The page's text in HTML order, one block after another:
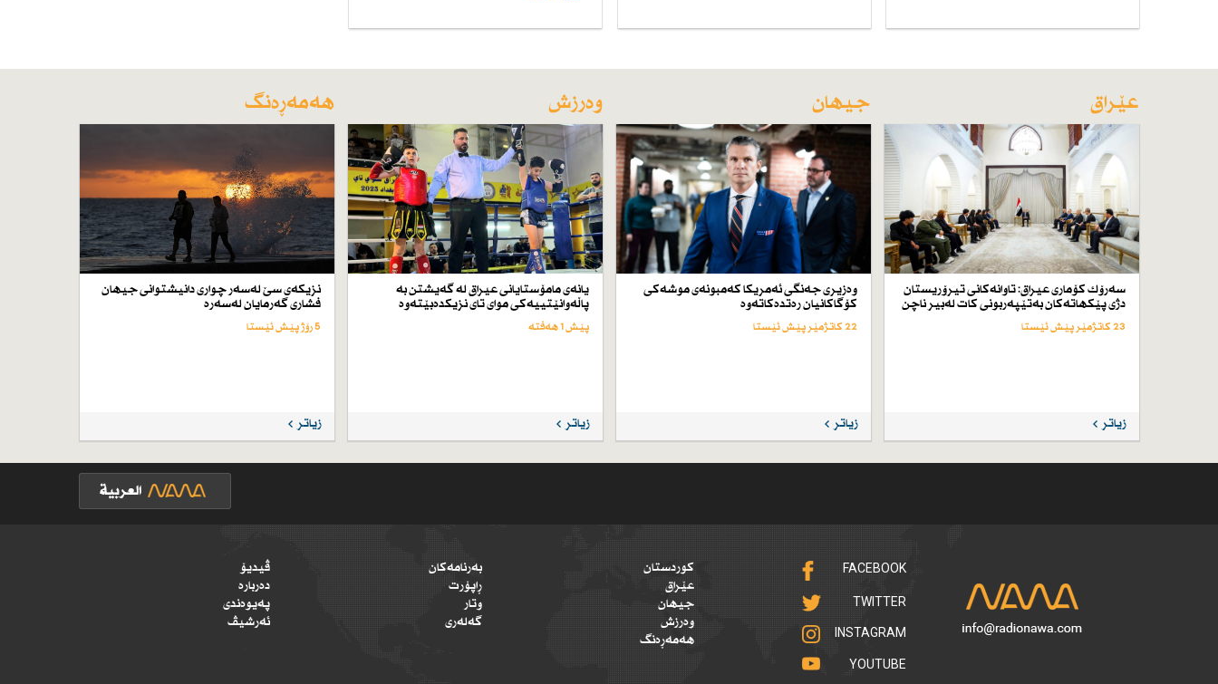
عێراق
سەرۆك كۆماری عیراق: تاوانەكانی تیرۆریستان
دژی پێكهاتەكان بەتێپەربونی كات لەبیر ناچن
23 کاتژمێر پێش ئێستا
زیاتر
جیهان
وەزیری جەنگی ئەمریكا كەمبونەی موشەكی
كۆگاكانیان رەتدەكاتەوە
22 کاتژمێر پێش ئێستا
زیاتر
وەرزش
یانەی مامۆستایانی عیراق لە گەیشتن بە
پاڵەوانێتییەكی موای تای نزیكدەبێتەوە
پێش 1 هەفتە
زیاتر
هەمەڕەنگ
نزیكەی سێ لەسەر چواری دانیشتوانی جیهان
فشاری گەرمایان لەسەرە
5 رۆژ پێش ئێستا
زیاتر
FACEBOOK
TWITTER
INSTAGRAM
YOUTUBE
کوردستان
عێراق
جیهان
وەرزش
هەمەڕەنگ
بەرنامەکان
ڕاپۆرت
وتار
گەلەری
ڤیدیۆ
دەربارە
پەیوەندی
ئەرشیڤ